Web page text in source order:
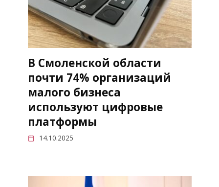
В Смоленской области
почти 74% организаций
малого бизнеса
используют цифровые
платформы
14.10.2025